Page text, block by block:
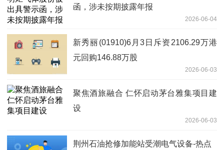
函，涉未按期披露年报
2026-06-04
新秀丽(01910)6月3日斥资2106.29万港
元回购146.88万股
2026-06-03
聚焦酒旅融合 仁怀启动茅台雅集项目建
设
2026-06-03
荆州石油抢修加能站受潮电气设备-热点